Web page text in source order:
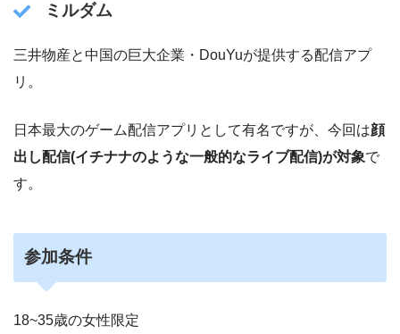
ミルダム
三井物産と中国の巨大企業・DouYuが提供する配信アプ
リ。
日本最大のゲーム配信アプリとして有名ですが、今回は顔
出し配信(イチナナのような一般的なライブ配信)が対象で
す。
参加条件
18~35歳の女性限定